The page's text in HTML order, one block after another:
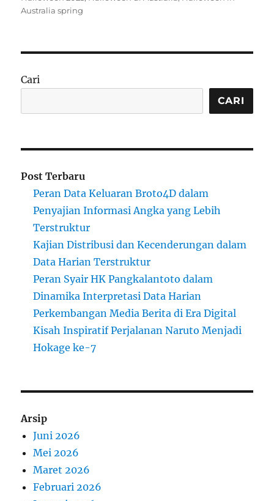
Australia spring
Cari
CARI
Post Terbaru
Peran Data Keluaran Broto4D dalam
Penyajian Informasi Angka yang Lebih
Terstruktur
Kajian Distribusi dan Kecenderungan dalam
Data Harian Terstruktur
Peran Syair HK Pangkalantoto dalam
Dinamika Interpretasi Data Harian
Perkembangan Media Berita di Era Digital
Kisah Inspiratif Perjalanan Naruto Menjadi
Hokage ke-7
Arsip
Juni 2026
Mei 2026
Maret 2026
Februari 2026